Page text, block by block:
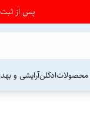
پس از ثبت سفارش از 24 تا 72 ساعت برای دریافت کد
ادکلنآرایشی و